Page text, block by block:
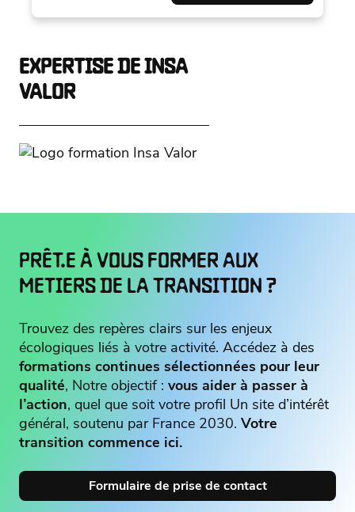
EXPERTISE DE INSA
VALOR
PRÊT.E À VOUS FORMER AUX
METIERS DE LA TRANSITION ?
Trouvez des repères clairs sur les enjeux
écologiques liés à votre activité. Accédez à des
formations continues sélectionnées pour leur
qualité, Notre objectif : vous aider à passer à
l’action, quel que soit votre profil Un site d’intérêt
général, soutenu par France 2030. Votre
transition commence ici.
Formulaire de prise de contact